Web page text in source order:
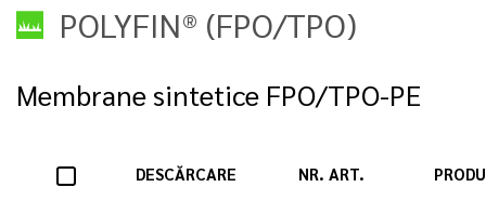
POLYFIN® (FPO/TPO)
Membrane sintetice FPO/TPO-PE
DESCĂRCARE NR. ART.